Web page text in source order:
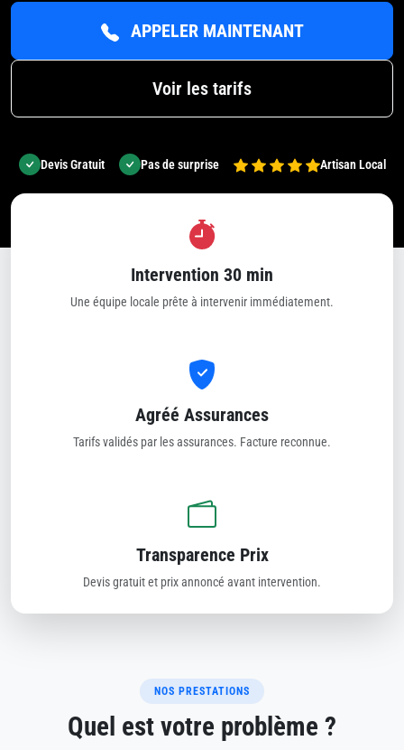
APPELER MAINTENANT
Voir les tarifs
Devis Gratuit Pas de surprise Artisan Local
Intervention 30 min
Une équipe locale prête à intervenir immédiatement.
Agréé Assurances
Tarifs validés par les assurances. Facture reconnue.
Transparence Prix
Devis gratuit et prix annoncé avant intervention.
NOS PRESTATIONS
Quel est votre problème ?